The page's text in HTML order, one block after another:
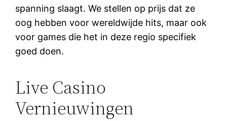
spanning slaagt. We stellen op prijs dat ze
oog hebben voor wereldwijde hits, maar ook
voor games die het in deze regio specifiek
goed doen.
Live Casino
Vernieuwingen